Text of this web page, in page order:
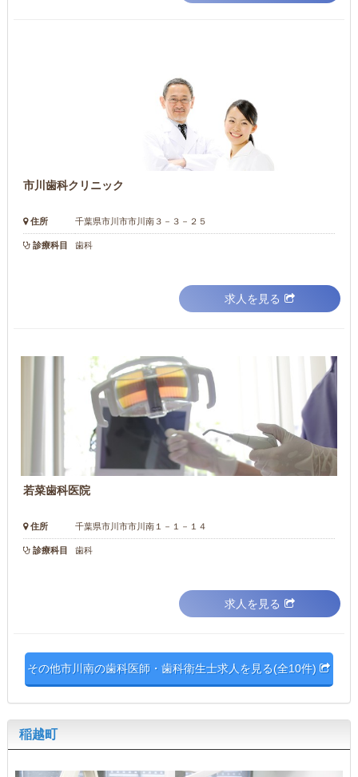
市川歯科クリニック
住所 千葉県市川市市川南３－３－２５
診療科目 歯科
求人を見る
若菜歯科医院
住所 千葉県市川市市川南１－１－１４
診療科目 歯科
求人を見る
その他市川南の歯科医師・歯科衛生士求人を見る(全10件)
稲越町